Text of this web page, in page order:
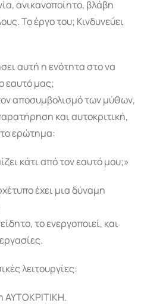
ανικανοποίητο, βλάβη
Το έργο του; Κινδυνεύει
αυτή η ενότητα στο να
εαυτό μας;
αποσυμβολισμό των μύθων,
και αυτοκριτική,
ερώτημα:
κάτι από τον εαυτό μου;»
έχει μια δύναμη
το ενεργοποιεί, και
λειτουργίες: